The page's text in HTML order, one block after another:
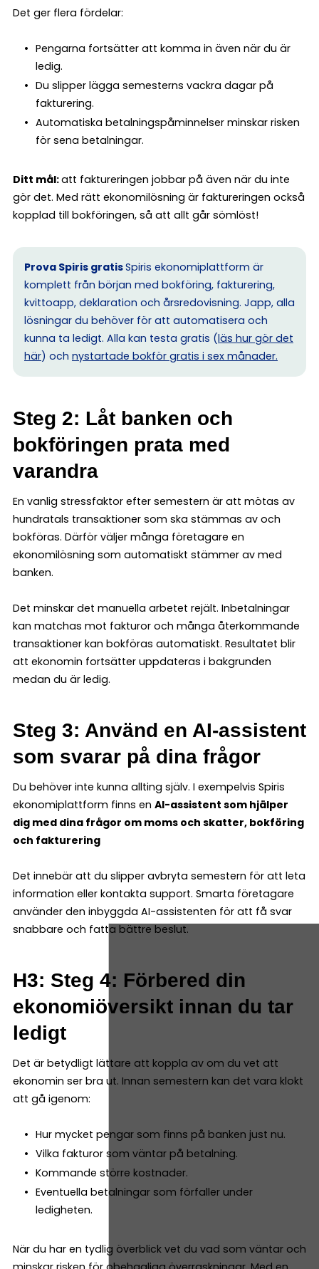
Det ger flera fördelar:
Pengarna fortsätter att komma in även när du är
ledig.
Du slipper lägga semesterns vackra dagar på
fakturering.
Automatiska betalningspåminnelser minskar risken
för sena betalningar.
Ditt mål:att faktureringen jobbar på även när du inte
gör det. Med rätt ekonomilösning är faktureringen också
kopplad till bokföringen, så att allt går sömlöst!
Prova Spiris gratisSpiris ekonomiplattform är
komplett från början med bokföring, fakturering,
kvittoapp, deklaration och årsredovisning. Japp, alla
lösningar du behöver för att automatisera och
kunna ta ledigt. Alla kan testa gratis (läs hur gör det
här) och nystartade bokför gratis i sex månader.
Steg 2: Låt banken och
bokföringen prata med
varandra
En vanlig stressfaktor efter semestern är att mötas av
hundratals transaktioner som ska stämmas av och
bokföras. Därför väljer många företagare en
ekonomilösning som automatiskt stämmer av med
banken.
Det minskar det manuella arbetet rejält. Inbetalningar
kan matchas mot fakturor och många återkommande
transaktioner kan bokföras automatiskt. Resultatet blir
att ekonomin fortsätter uppdateras i bakgrunden
medan du är ledig.
Steg 3: Använd en AI-assistent
som svarar på dina frågor
Du behöver inte kunna allting själv. I exempelvis Spiris
ekonomiplattform finns en AI-assistent som hjälper
dig med dina frågor om moms och skatter, bokföring
och fakturering
Det innebär att du slipper avbryta semestern för att leta
information eller kontakta support. Smarta företagare
använder den inbyggda AI-assistenten för att få svar
snabbare och fatta bättre beslut.
H3: Steg 4: Förbered din
ekonomiöversikt innan du tar
ledigt
Det är betydligt lättare att koppla av om du vet att
ekonomin ser bra ut. Innan semestern kan det vara klokt
att gå igenom:
Hur mycket pengar som finns på banken just nu.
Vilka fakturor som väntar på betalning.
Kommande större kostnader.
Eventuella betalningar som förfaller under
ledigheten.
När du har en tydlig överblick vet du vad som väntar och